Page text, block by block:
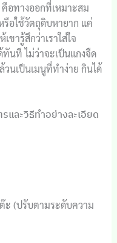
อทางออกที่เหมาะสม
รือใช้วัตถุดิบหายาก แค่
ขารู้สึกว่าเราใส่ใจ
นที ไม่ว่าจะเป็นแกงจืด
นเป็นเมนูที่ทำง่าย กินได้
และวิธีทำอย่างละเอียด
ะ (ปรับตามระดับความ